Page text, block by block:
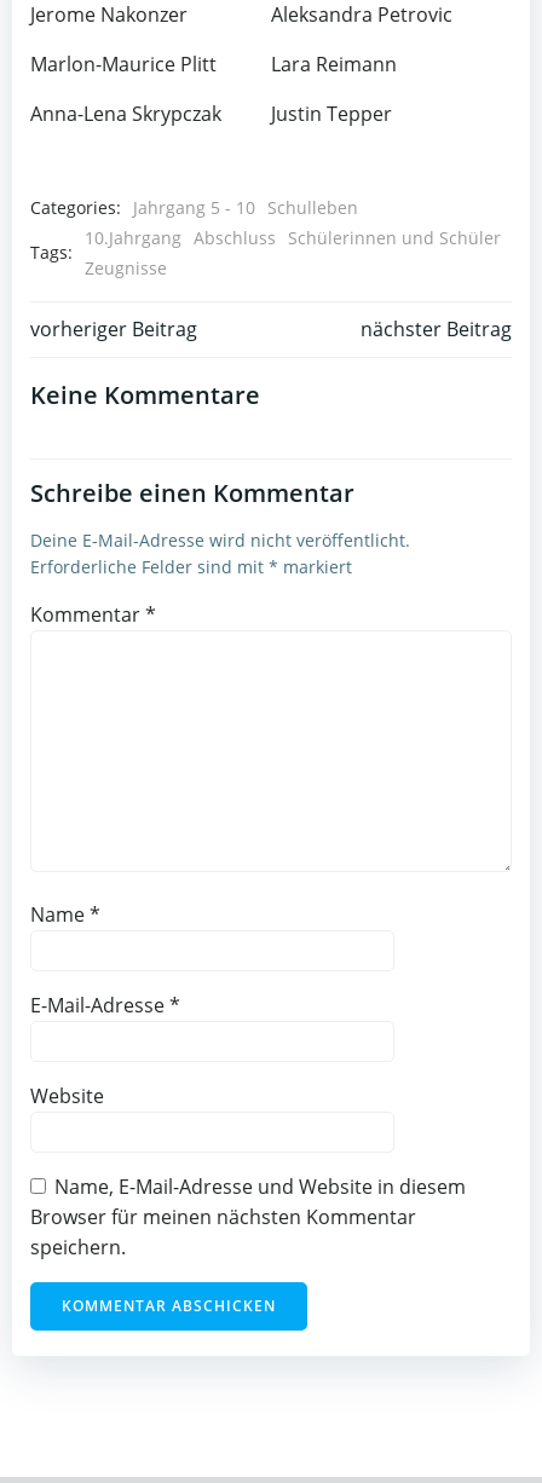
Jerome Nakonzer
Aleksandra Petrovic
Marlon-Maurice Plitt
Lara Reimann
Anna-Lena Skrypczak
Justin Tepper
Categories: Jahrgang 5 - 10 Schulleben
Tags:
10.Jahrgang Abschluss
Schülerinnen und Schüler
Zeugnisse
Post
navigation
vorheriger Beitrag
Postnächster Beitrag
Keine Kommentare
Schreibe einen Kommentar
Deine E-Mail-Adresse wird nicht veröffentlicht.
Erforderliche Felder sind mit * markiert
Kommentar*
Name*
E-Mail-Adresse*
Website
Name, E-Mail-Adresse und Website in diesem
Browser für meinen nächsten Kommentar
speichern.